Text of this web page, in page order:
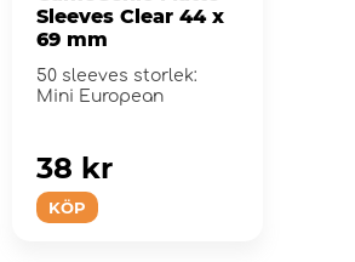
Sleeves Clear 44 x
69 mm
50 sleeves storlek:
Mini European
KÖP
38 kr